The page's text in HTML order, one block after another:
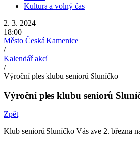
Kultura a volný čas
2. 3. 2024
18:00
Město Česká Kamenice
/
Kalendář akcí
/
Výroční ples klubu seniorů Sluníčko
Výroční ples klubu seniorů
Zpět
Klub seniorů Sluníčko Vás zve 2. března